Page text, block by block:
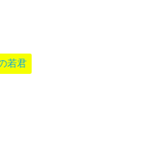
若君